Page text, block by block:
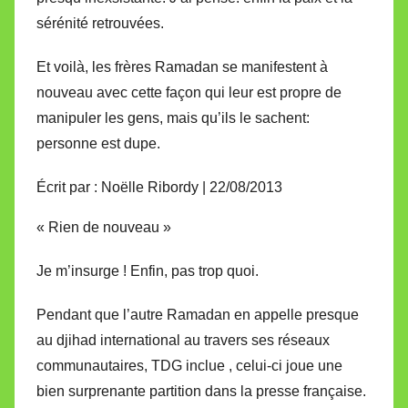
sérénité retrouvées.
Et voilà, les frères Ramadan se manifestent à
nouveau avec cette façon qui leur est propre de
manipuler les gens, mais qu’ils le sachent:
personne est dupe.
Écrit par : Noëlle Ribordy | 22/08/2013
« Rien de nouveau »
Je m’insurge ! Enfin, pas trop quoi.
Pendant que l’autre Ramadan en appelle presque
au djihad international au travers ses réseaux
communautaires, TDG inclue , celui-ci joue une
bien surprenante partition dans la presse française.